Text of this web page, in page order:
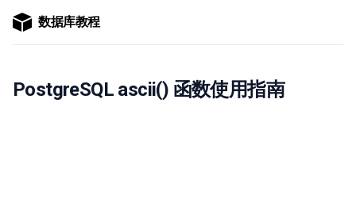
数据库教程
PostgreSQL ascii() 函数使用指南